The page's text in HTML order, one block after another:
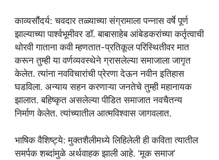
काव्यसौंदर्य: चवदार तळ्याच्या संग्रामाला पन्नास वर्षे पूर्ण
झाल्याच्या पार्श्वभूमीवर डॉ. बाबासाहेब आंबेडकरांच्या कर्तृत्वाची
थोरवी गाताना कवी म्हणतात-प्रतिकूल परिस्थितीवर मात
करून तुम्ही या वर्णव्यवस्थेने ग्रासलेल्या समाजाला जागृत
केलेत. त्यांना नवविचारांची प्रेरणा देऊन नवीन इतिहास
घडविला. अन्याय सहन करणाऱ्या जनतेचे तुम्ही महानायक
झालात. बहिष्कृत असलेल्या पीडित समाजात नवचैतन्य
निर्माण केलेत. त्यांच्यातील आत्मविश्वास जागवलात.
भाषिक वैशिष्ट्ये: मुक्तशैलीमध्ये लिहिलेली ही कविता त्यातील
समर्पक शब्दांमुळे अर्थवाहक झाली आहे. ‘मूक समाज’